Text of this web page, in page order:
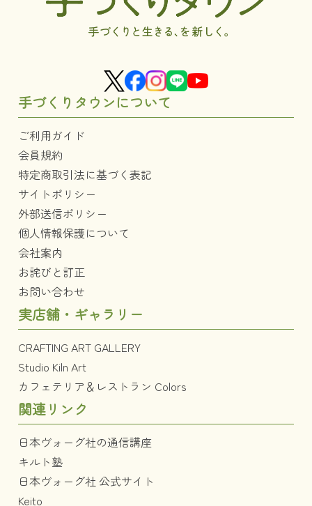
手づくりタウンについて
ご利用ガイド
会員規約
特定商取引法に基づく表記
サイトポリシー
外部送信ポリシー
個人情報保護について
会社案内
お詫びと訂正
お問い合わせ
実店舗・ギャラリー
CRAFTING ART GALLERY
Studio Kiln Art
カフェテリア＆レストラン Colors
関連リンク
日本ヴォーグ社の通信講座
キルト塾
日本ヴォーグ社 公式サイト
Keito